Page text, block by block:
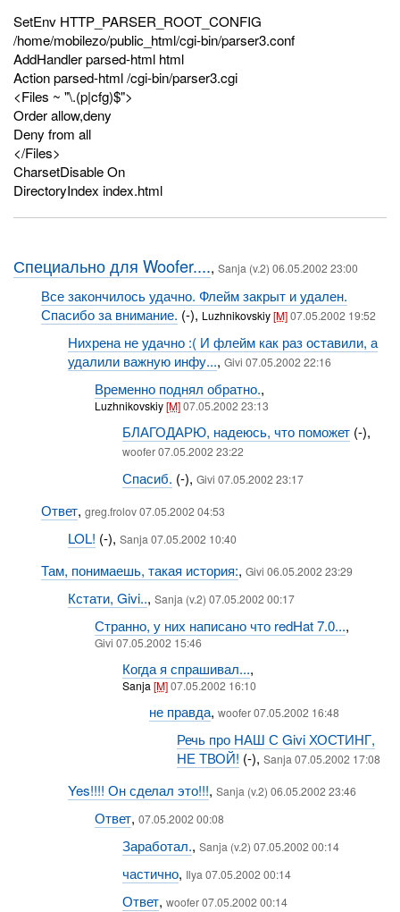
SetEnv HTTP_PARSER_ROOT_CONFIG
/home/mobilezo/public_html/cgi-bin/parser3.conf
AddHandler parsed-html html
Action parsed-html /cgi-bin/parser3.cgi
<Files ~ "\.(p|cfg)$">
Order allow,deny
Deny from all
</Files>
CharsetDisable On
DirectoryIndex index.html
Специально для Woofer....,Sanja (v.2) 06.05.2002 23:00
Все закончилось удачно. Флейм закрыт и удален.
Спасибо за внимание. (-), Luzhnikovskiy[M] 07.05.2002 19:52
Нихрена не удачно :( И флейм как раз оставили, а
удалили важную инфу..., Givi 07.05.2002 22:16
Временно поднял обратно.,
Luzhnikovskiy[M]07.05.2002 23:13
БЛАГОДАРЮ, надеюсь, что поможет(-),
woofer 07.05.2002 23:22
Спасиб. (-), Givi 07.05.2002 23:17
Ответ, greg.frolov 07.05.2002 04:53
LOL! (-), Sanja 07.05.2002 10:40
Там, понимаешь, такая история:, Givi 06.05.2002 23:29
Кстати, Givi.., Sanja (v.2) 07.05.2002 00:17
Странно, у них написано что redHat 7.0...,
Givi 07.05.2002 15:46
Когда я спрашивал...,
Sanja [M]07.05.2002 16:10
не правда,woofer 07.05.2002 16:48
Речь про НАШ С Givi ХОСТИНГ,
НЕ ТВОЙ! (-), Sanja 07.05.2002 17:08
Yes!!!! Он сделал это!!!, Sanja (v.2) 06.05.2002 23:46
Ответ,07.05.2002 00:08
Заработал., Sanja (v.2) 07.05.2002 00:14
частично, Ilya 07.05.2002 00:14
Ответ, woofer 07.05.2002 00:14